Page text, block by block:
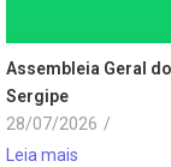
Assembleia Geral
Sergipe
28/07/2026 /
Leia mais